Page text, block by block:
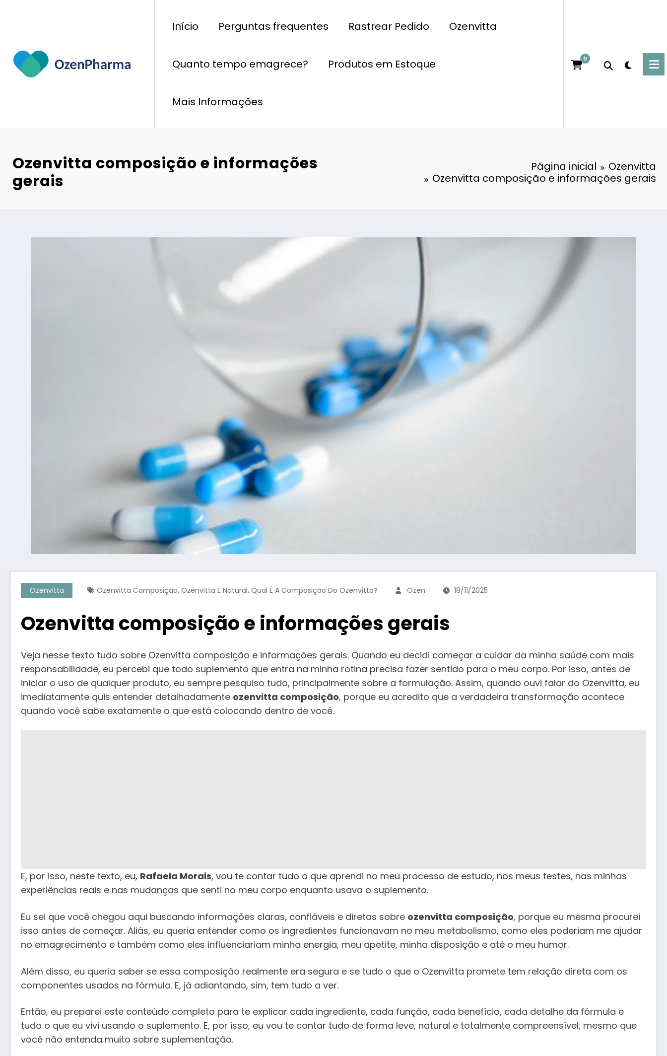
Início Perguntas frequentes Rastrear Pedido Ozenvitta
Quanto tempo emagrece? Produtos em Estoque
Mais Informações
0
Ozenvitta composição e informações
gerais
Página inicial
Ozenvitta
Ozenvitta composição e informações gerais
Ozenvitta Ozenvitta Composição, Ozenvitta E Natural, Qual É A Composição Do Ozenvitta? Ozen 18/11/2025
Ozenvitta composição e informações gerais
Veja nesse texto tudo sobre Ozenvitta composição e informações gerais. Quando eu decidi começar a cuidar da minha saúde com mais
responsabilidade, eu percebi que todo suplemento que entra na minha rotina precisa fazer sentido para o meu corpo. Por isso, antes de
iniciar o uso de qualquer produto, eu sempre pesquiso tudo, principalmente sobre a formulação. Assim, quando ouvi falar do Ozenvitta, eu
imediatamente quis entender detalhadamente ozenvitta composição, porque eu acredito que a verdadeira transformação acontece
quando você sabe exatamente o que está colocando dentro de você.
E, por isso, neste texto, eu, Rafaela Morais, vou te contar tudo o que aprendi no meu processo de estudo, nos meus testes, nas minhas
experiências reais e nas mudanças que senti no meu corpo enquanto usava o suplemento.
Eu sei que você chegou aqui buscando informações claras, confiáveis e diretas sobre ozenvitta composição, porque eu mesma procurei
isso antes de começar. Aliás, eu queria entender como os ingredientes funcionavam no meu metabolismo, como eles poderiam me ajudar
no emagrecimento e também como eles influenciariam minha energia, meu apetite, minha disposição e até o meu humor.
Além disso, eu queria saber se essa composição realmente era segura e se tudo o que o Ozenvitta promete tem relação direta com os
componentes usados na fórmula. E, já adiantando, sim, tem tudo a ver.
Então, eu preparei este conteúdo completo para te explicar cada ingrediente, cada função, cada benefício, cada detalhe da fórmula e
tudo o que eu vivi usando o suplemento. E, por isso, eu vou te contar tudo de forma leve, natural e totalmente compreensível, mesmo que
você não entenda muito sobre suplementação.